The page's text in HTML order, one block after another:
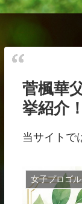
菅楓華
挙紹介！
当サイトで
女子プロゴ